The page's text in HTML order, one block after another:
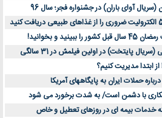
آوای باران) در جشنواره فجر؛ سال 96
و بخوانید!
پایتخت) در اولین فیلمش در 31 سالگی
ابتدا مدیریت کنیم؟
حملات ایران به پایگاههای آمریکا
با دشمن است/ به شدت برخورد می شود
خدمات بیمه ای در روزهای تعطیل و خاص